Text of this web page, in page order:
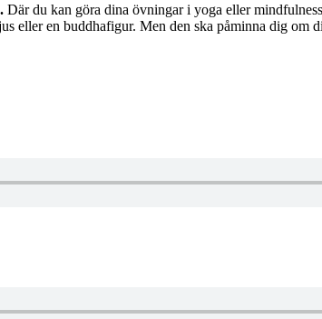
Där du kan göra dina övningar i yoga eller
eller en buddhafigur. Men den ska påminna dig